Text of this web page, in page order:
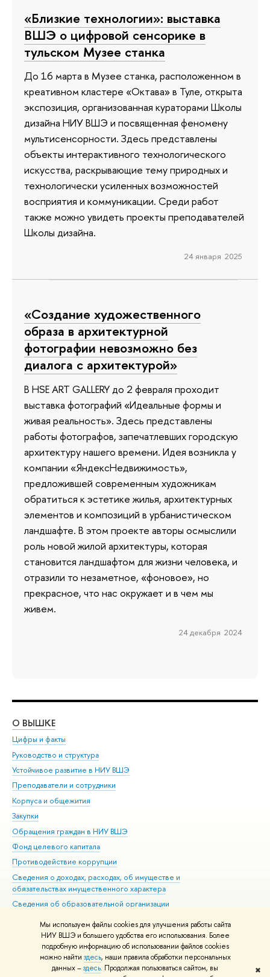
Мы используем файлы cookies для улучшения работы сайта
НИУ ВШЭ и большего удобства его использования. Более
подробную информацию об использовании файлов cookies
можно найти здесь, наши правила обработки персональных
данных –здесь. Продолжая пользоваться сайтом, вы
✖
«Близкие технологии»: выставка
ВШЭ о цифровой сенсорике в
тульском Музее станка
До 16 марта в Музее станка, расположенном в
креативном кластере «Октава» в Туле, открыта
экспозиция, организованная кураторами Школы
дизайна НИУ ВШЭ и посвященная феномену
мультисенсорности. Здесь представлены
объекты интерактивного технологического
искусства, раскрывающие тему природных и
технологически усиленных возможностей
восприятия и коммуникации. Среди работ
также можно увидеть проекты преподавателей
Школы дизайна.
24 января 2025
«Создание художественного
образа в архитектурной
фотографии невозможно без
диалога с архитектурой»
В HSE ART GALLERY до 2 февраля проходит
выставка фотографий «Идеальные формы и
живая реальность». Здесь представлены
работы фотографов, запечатлевших городскую
архитектуру нашего времени. Идея возникла у
компании «ЯндексНедвижимость»,
предложившей современным художникам
обратиться к эстетике жилья, архитектурных
элементов и композиций в урбанистическом
ландшафте. В этом проекте авторы осмыслили
роль новой жилой архитектуры, которая
становится ландшафтом для жизни человека, и
отразили то незаметное, «фоновое», но
прекрасное, что нас окружает и в чем мы
живем.
24 декабря 2024
О ВЫШКЕ
Цифры и факты
Руководство и структура
Устойчивое развитие в НИУ ВШЭ
Преподаватели и сотрудники
Корпуса и общежития
Закупки
Обращения граждан в НИУ ВШЭ
Фонд целевого капитала
Противодействие коррупции
Сведения о доходах, расходах, об имуществе и
обязательствах имущественного характера
Сведения об образовательной организации
Людям с ограниченными возможностями здоровья
Единая платежная страница
Работа в Вышке